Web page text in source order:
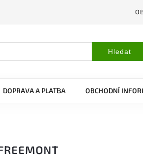
Hledat
DOPRAVA A PLATBA OBCHODNÍ